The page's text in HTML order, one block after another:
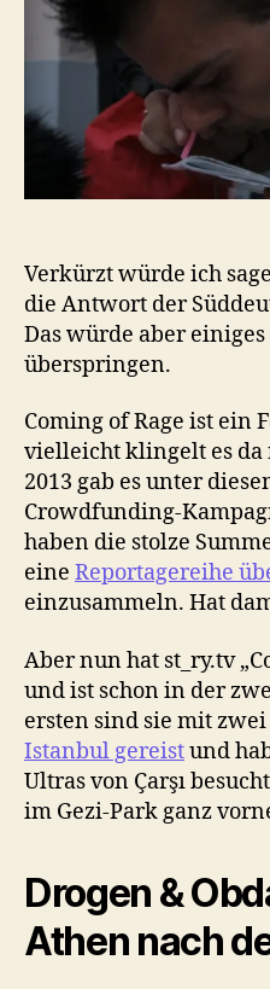
Verkürzt würde ich
die Antwort der
Das würde aber
überspringen.
Coming of Rage ist ein
vielleicht klingelt es da
2013 gab es unter
Crowdfunding-
haben die stolze
eine Reportagereihe
einzusammeln. Hat
Aber nun hat st_ry.tv
und ist schon in der
ersten sind sie mit
Istanbul gereistund
Ultras von Çarşı
im Gezi-Park ganz
Drogen &
Athen nach